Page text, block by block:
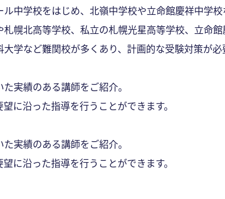
中学校をはじめ、北嶺中学校や立命館慶祥中学校
幌北高等学校、私立の札幌光星高等学校、立命館
学など難関校が多くあり、計画的な受験対策が必
実績のある講師をご紹介。
に沿った指導を行うことができます。
実績のある講師をご紹介。
に沿った指導を行うことができます。